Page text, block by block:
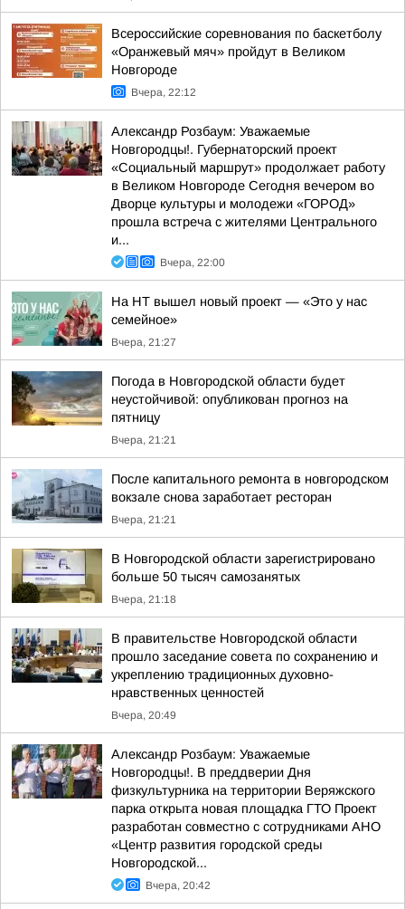
Всероссийские соревнования по баскетболу
«Оранжевый мяч» пройдут в Великом
Новгороде
Вчера, 22:12
Александр Розбаум: Уважаемые
Новгородцы!. Губернаторский проект
«Социальный маршрут» продолжает работу
в Великом Новгороде Сегодня вечером во
Дворце культуры и молодежи «ГОРОД»
прошла встреча с жителями Центрального
и...
Вчера, 22:00
На НТ вышел новый проект — «Это у нас
семейное»
Вчера, 21:27
Погода в Новгородской области будет
неустойчивой: опубликован прогноз на
пятницу
Вчера, 21:21
После капитального ремонта в новгородском
вокзале снова заработает ресторан
Вчера, 21:21
В Новгородской области зарегистрировано
больше 50 тысяч самозанятых
Вчера, 21:18
В правительстве Новгородской области
прошло заседание совета по сохранению и
укреплению традиционных духовно-
нравственных ценностей
Вчера, 20:49
Александр Розбаум: Уважаемые
Новгородцы!. В преддверии Дня
физкультурника на территории Веряжского
парка открыта новая площадка ГТО Проект
разработан совместно с сотрудниками АНО
«Центр развития городской среды
Новгородской...
Вчера, 20:42